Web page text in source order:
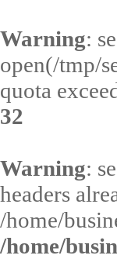
Warning:
open(/tmp/
quota
32
Warning:
headers
/home/
/home/